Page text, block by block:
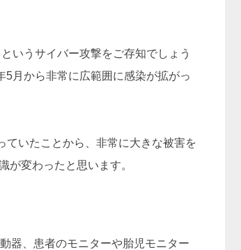
いうサイバー攻撃をご存知でしょう
月から非常に広範囲に感染が拡がっ
いたことから、非常に大きな被害を
が変わったと思います。
器、患者のモニターや胎児モニター